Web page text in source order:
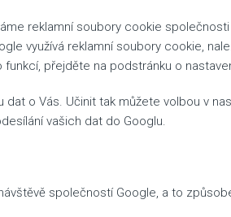
reklamní soubory cookie
využívá reklamní soubory cookie,
přejděte na podstránku o
o Vás. Učinit tak můžete volbou v
vašich dat do Googlu.
společností Google, a to